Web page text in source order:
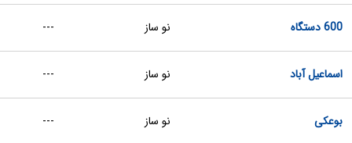
600 دستگاه نو ساز ---
اسماعیل آباد نو ساز ---
بوعکی نو ساز ---